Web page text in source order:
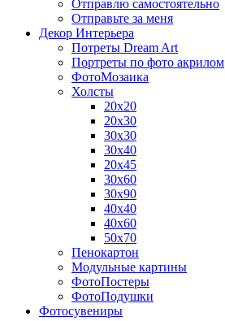
Отправлю самостоятельно
Отправьте за меня
Декор Интерьера
Потреты Dream Art
Портреты по фото акрилом
ФотоМозаика
Холсты
20х20
20х30
30х30
30х40
20х45
30х60
30х90
40х40
40х60
50х70
Пенокартон
Модульные картины
ФотоПостеры
ФотоПодушки
Фотоcувениры